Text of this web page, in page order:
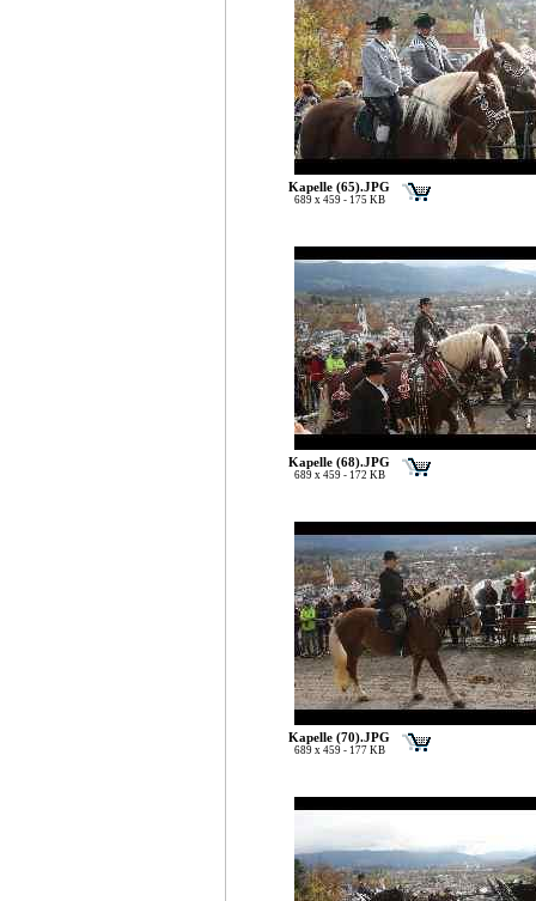
Kapelle (65).JPG
689 x 459 - 175 KB
Kapelle (68).JPG
689 x 459 - 172 KB
Kapelle (70).JPG
689 x 459 - 177 KB